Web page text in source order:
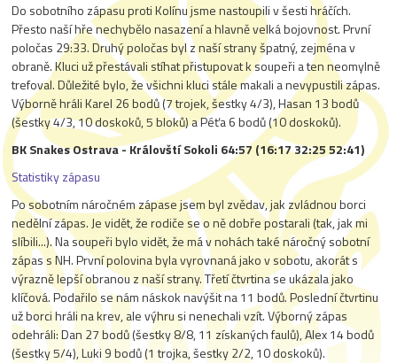
Do sobotního zápasu proti Kolínu jsme nastoupili v šesti hráčích.
Přesto naší hře nechybělo nasazení a hlavně velká bojovnost. První
poločas 29:33. Druhý poločas byl z naší strany špatný, zejména v
obraně. Kluci už přestávali stíhat přistupovat k soupeři a ten neomylně
trefoval. Důležité bylo, že všichni kluci stále makali a nevypustili zápas.
Výborně hráli Karel 26 bodů (7 trojek, šestky 4/3), Hasan 13 bodů
(šestky 4/3, 10 doskoků, 5 bloků) a Péťa 6 bodů (10 doskoků).
BK Snakes Ostrava - Královští Sokoli 64:57 (16:17 32:25 52:41)
Statistiky zápasu
Po sobotním náročném zápase jsem byl zvědav, jak zvládnou borci
nedělní zápas. Je vidět, že rodiče se o ně dobře postarali (tak, jak mi
slíbili...). Na soupeři bylo vidět, že má v nohách také náročný sobotní
zápas s NH. První polovina byla vyrovnaná jako v sobotu, akorát s
výrazně lepší obranou z naší strany. Třetí čtvrtina se ukázala jako
klíčová. Podařilo se nám náskok navýšit na 11 bodů. Poslední čtvrtinu
už borci hráli na krev, ale výhru si nenechali vzít. Výborný zápas
odehráli: Dan 27 bodů (šestky 8/8, 11 získaných faulů), Alex 14 bodů
(šestky 5/4), Luki 9 bodů (1 trojka, šestky 2/2, 10 doskoků).